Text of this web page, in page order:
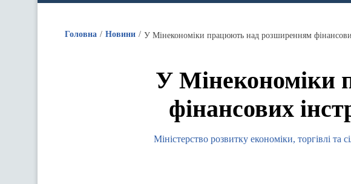
Головна Новини У Мінекономіки працюють над розширенням
У Мінекономіки
фінансових
Міністерство розвитку економіки, торгівлі та